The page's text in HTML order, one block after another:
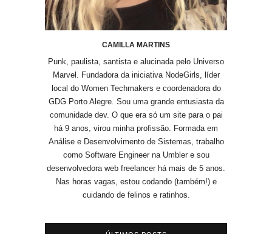
CAMILLA MARTINS
Punk, paulista, santista e alucinada pelo Universo
Marvel. Fundadora da iniciativa NodeGirls, líder
local do Women Techmakers e coordenadora do
GDG Porto Alegre. Sou uma grande entusiasta da
comunidade dev. O que era só um site para o pai
há 9 anos, virou minha profissão. Formada em
Análise e Desenvolvimento de Sistemas, trabalho
como Software Engineer na Umbler e sou
desenvolvedora web freelancer há mais de 5 anos.
Nas horas vagas, estou codando (também!) e
cuidando de felinos e ratinhos.